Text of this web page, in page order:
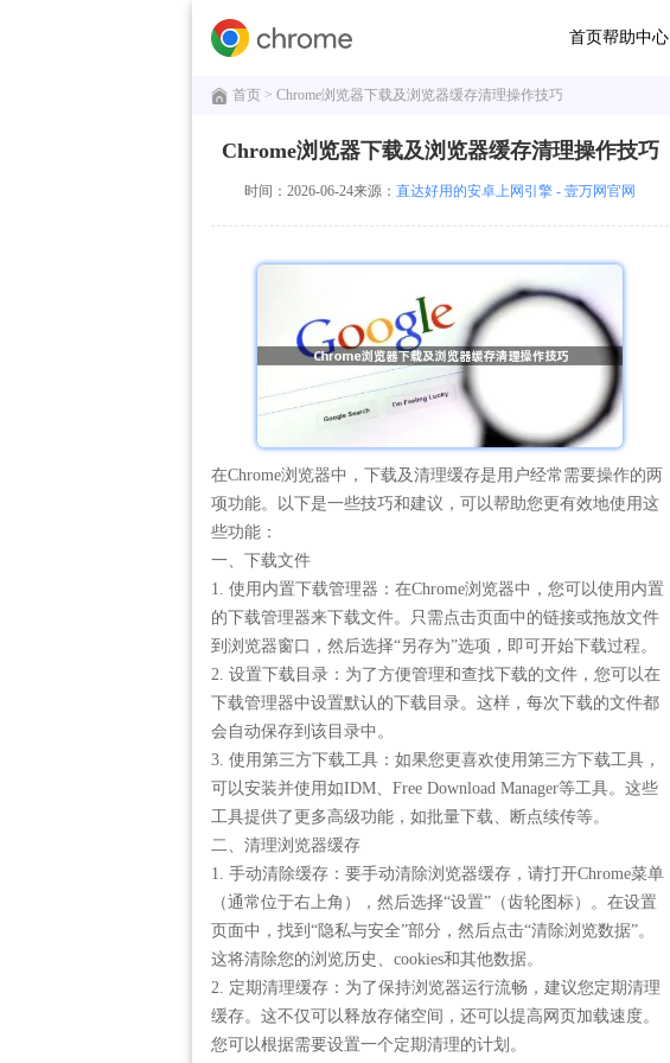
首页帮助中心
首页 > Chrome浏览器下载及浏览器缓存清理操作技巧
Chrome浏览器下载及浏览器缓存清理操作技巧
时间：2026-06-24来源： 直达好用的安卓上网引擎 - 壹万网官网
在Chrome浏览器中，下载及清理缓存是用户经常需要操作的两
项功能。以下是一些技巧和建议，可以帮助您更有效地使用这
些功能：
一、下载文件
1. 使用内置下载管理器：在Chrome浏览器中，您可以使用内置
的下载管理器来下载文件。只需点击页面中的链接或拖放文件
到浏览器窗口，然后选择“另存为”选项，即可开始下载过程。
2. 设置下载目录：为了方便管理和查找下载的文件，您可以在
下载管理器中设置默认的下载目录。这样，每次下载的文件都
会自动保存到该目录中。
3. 使用第三方下载工具：如果您更喜欢使用第三方下载工具，
可以安装并使用如IDM、Free Download Manager等工具。这些
工具提供了更多高级功能，如批量下载、断点续传等。
二、清理浏览器缓存
1. 手动清除缓存：要手动清除浏览器缓存，请打开Chrome菜单
（通常位于右上角），然后选择“设置”（齿轮图标）。在设置
页面中，找到“隐私与安全”部分，然后点击“清除浏览数据”。
这将清除您的浏览历史、cookies和其他数据。
2. 定期清理缓存：为了保持浏览器运行流畅，建议您定期清理
缓存。这不仅可以释放存储空间，还可以提高网页加载速度。
您可以根据需要设置一个定期清理的计划。